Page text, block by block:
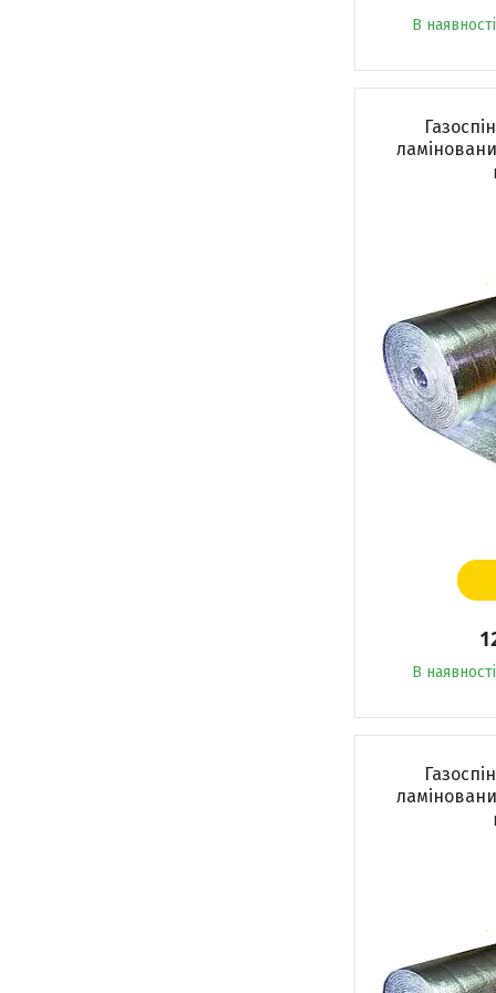
В наявності
В наявності